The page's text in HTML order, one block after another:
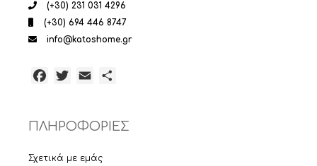
(+30) 231 031 4296
(+30) 694 446 8747
info@katoshome.gr
Facebook
TwitterEmail
ΠΛΗΡΟΦΟΡΙΕΣ
Σχετικά με εμάς